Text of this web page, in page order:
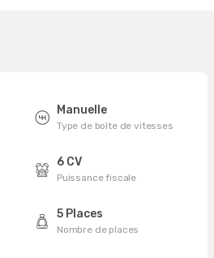
Manuelle
Type de boîte de vitesses
6 CV
Puissance fiscale
5 Places
Nombre de places